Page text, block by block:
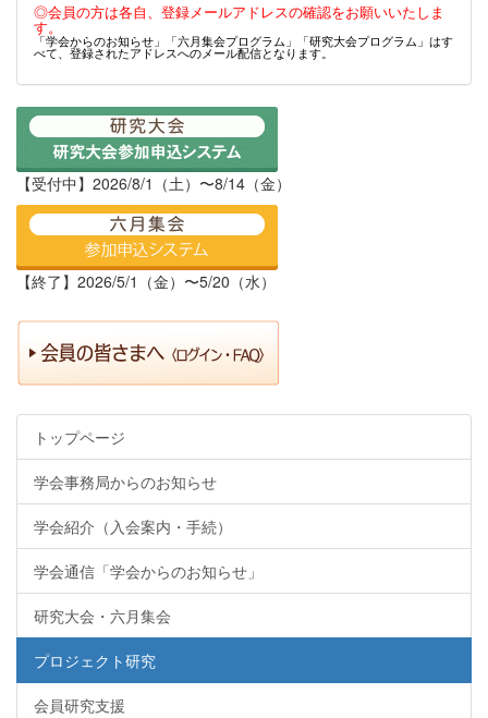
◎会員の方は各自、登録メールアドレスの確認をお願いいたしま
す。
「学会からのお知らせ」「六月集会プログラム」「研究大会プログラム」はす
べて、登録されたアドレスへのメール配信となります。
【受付中】2026/8/1（土）〜8/14（金）
【終了】2026/5/1（金）〜5/20（水）
トップページ
学会事務局からのお知らせ
学会紹介（入会案内・手続）
学会通信「学会からのお知らせ」
研究大会・六月集会
プロジェクト研究
会員研究支援